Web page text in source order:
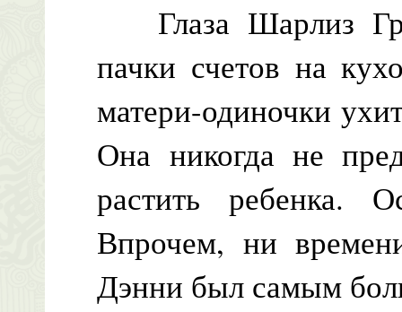
Глаза Шарлиз
пачки счетов на
матери-одиночки
Она никогда не
растить ребенка.
Впрочем, ни
Дэнни был самым